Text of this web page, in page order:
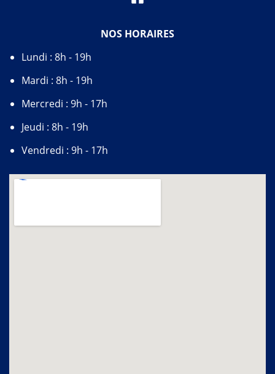
NOS HORAIRES
Lundi : 8h - 19h
Mardi : 8h - 19h
Mercredi : 9h - 17h
Jeudi : 8h - 19h
Vendredi : 9h - 17h